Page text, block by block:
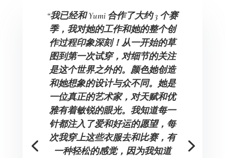
“我已经和 Yumi 合作了大约 3 个赛
季，我对她的工作和她的整个创
作过程印象深刻！从一开始的草
图到第一次试穿，对细节的关注
是这个世界之外的。颜色她创造
和她想象的设计与众不同。她是
一位真正的艺术家，对天赋和优
雅有着敏锐的眼光。我知道每一
针都注入了爱和好运的愿望，每
次我穿上这些衣服去和比赛，有
一种轻松的感觉，因为我知道